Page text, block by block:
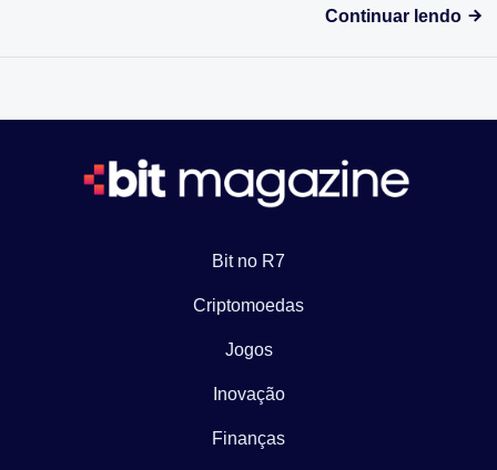
Continuar lendo
Bit no R7
Criptomoedas
Jogos
Inovação
Finanças